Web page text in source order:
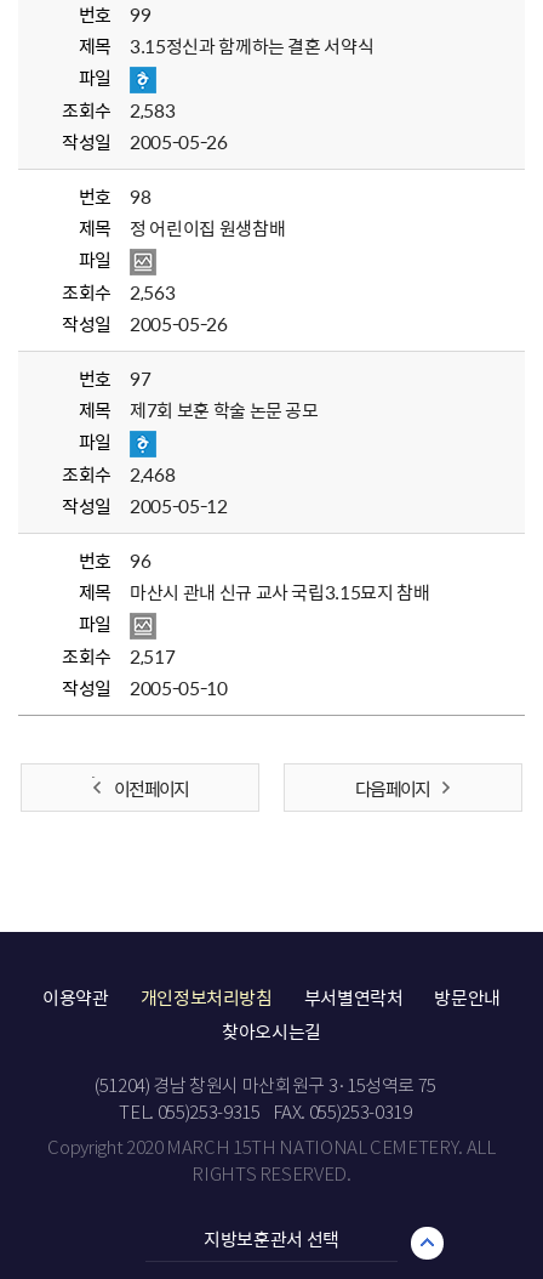
번호
99
제목
3.15정신과 함께하는 결혼 서약식
파일
조회수
2,583
작성일
2005-05-26
번호
98
제목
정 어린이집 원생참배
파일
조회수
2,563
작성일
2005-05-26
번호
97
제목
제7회 보훈 학술 논문 공모
파일
조회수
2,468
작성일
2005-05-12
번호
96
제목
마산시 관내 신규 교사 국립3.15묘지 참배
파일
조회수
2,517
작성일
2005-05-10
이전 페이지 다음 페이지
이용약관 개인정보처리방침 부서별연락처
방문안내
찾아오시는길
(51204) 경남 창원시 마산회원구 3·15성역로 75
TEL. 055)253-9315
FAX. 055)253-0319
Copyright 2020 MARCH 15TH NATIONAL CEMETERY. ALL
RIGHTS RESERVED.
지방보훈관서 선택